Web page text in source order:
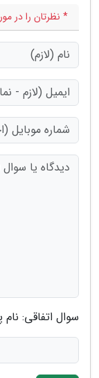
* نظرتان را در
سوال اتفاقی: